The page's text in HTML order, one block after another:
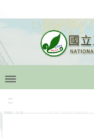
:::